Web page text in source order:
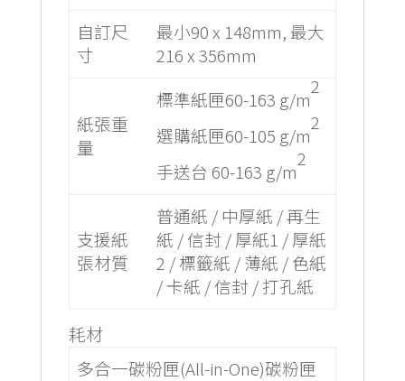
自訂尺
寸
最小90 x 148mm, 最大
216 x 356mm
紙張重
量
標準紙匣60-163 g/m
2
選購紙匣60-105 g/m
2
手送台 60-163 g/m
2
支援紙
張材質
普通紙 / 中厚紙 / 再生
紙 / 信封 / 厚紙1 / 厚紙
2 / 標籤紙 / 薄紙 / 色紙
/ 卡紙 / 信封 / 打孔紙
耗材
多合一碳粉匣(All-in-One)碳粉匣